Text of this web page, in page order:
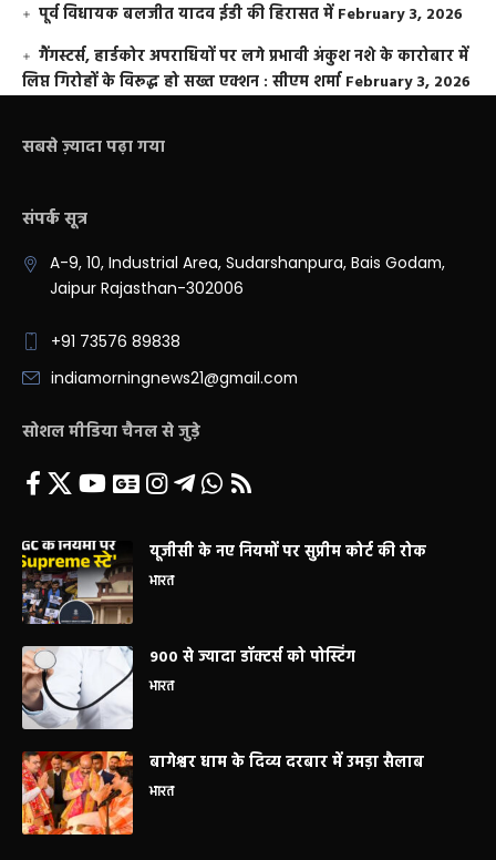
पूर्व विधायक बलजीत यादव ईडी की हिरासत में February 3, 2026
गैंगस्टर्स, हार्डकोर अपराधियों पर लगे प्रभावी अंकुश नशे के कारोबार में
लिप्त गिरोहों के विरूद्ध हो सख्त एक्शन : सीएम शर्मा February 3, 2026
सबसे ज़्यादा पढ़ा गया
संपर्क सूत्र
A-9, 10, Industrial Area, Sudarshanpura, Bais Godam,
Jaipur Rajasthan-302006
+91 73576 89838
indiamorningnews21@gmail.com
सोशल मीडिया चैनल से जुड़े
यूजीसी के नए नियमों पर सुप्रीम कोर्ट की रोक
भारत
900 से ज्यादा डॉक्टर्स को पोस्टिंग
भारत
बागेश्वर धाम के दिव्य दरबार में उमड़ा सैलाब
भारत